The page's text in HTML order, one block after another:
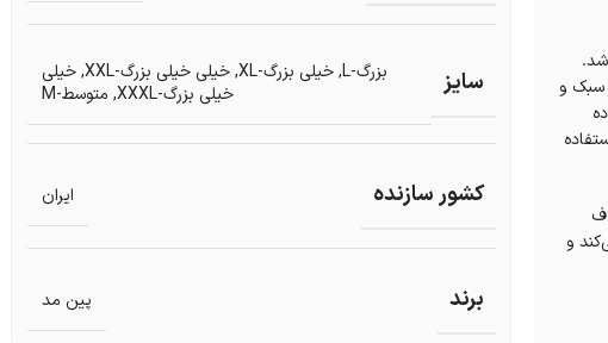
سبک و
و
سایز بزرگ-L ,خیلی بزرگ-XL ,خیلی خیلی بزرگ-XXL ,خیلی
خیلی بزرگ-XXXL
, متوسط-M
کشور سازنده ایران
برند پین مد